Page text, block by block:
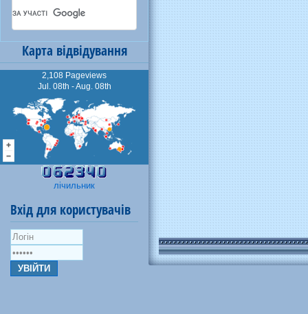
Карта відвідування
2,108 Pageviews
Jul. 08th - Aug. 08th
лічильник
Вхід для користувачів